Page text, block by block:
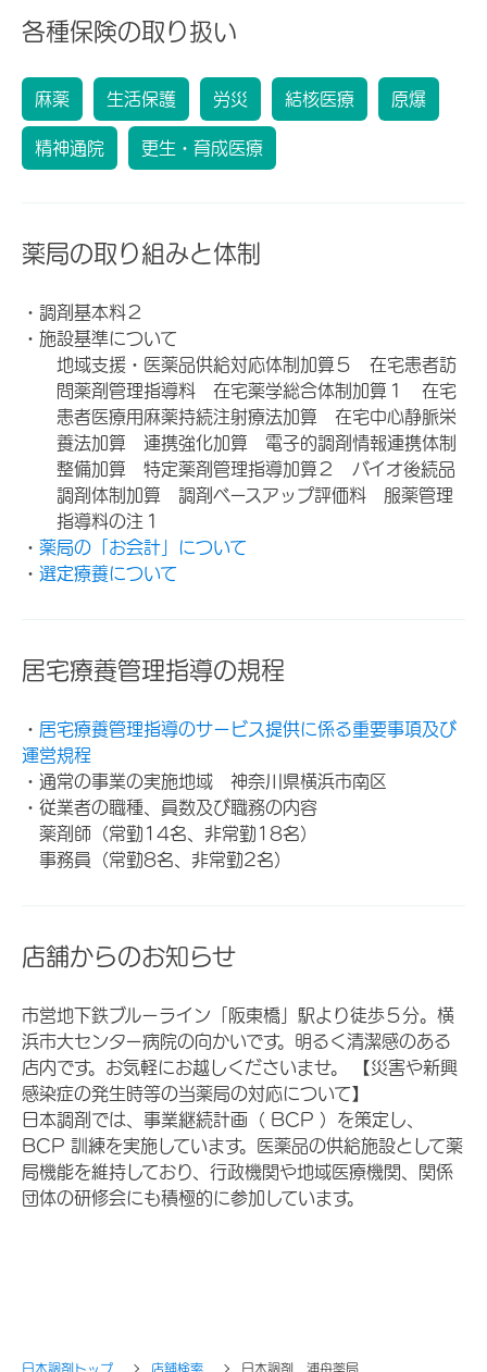
各種保険の取り扱い
麻薬 生活保護 労災 結核医療 原爆
精神通院 更生・育成医療
薬局の取り組みと体制
・調剤基本料２
・施設基準について
地域支援・医薬品供給対応体制加算５ 在宅患者訪
問薬剤管理指導料 在宅薬学総合体制加算１ 在宅
患者医療用麻薬持続注射療法加算 在宅中心静脈栄
養法加算 連携強化加算 電子的調剤情報連携体制
整備加算 特定薬剤管理指導加算２ バイオ後続品
調剤体制加算 調剤ベースアップ評価料 服薬管理
指導料の注１
・ 薬局の「お会計」について
・ 選定療養について
居宅療養管理指導の規程
・ 居宅療養管理指導のサービス提供に係る重要事項及び
運営規程
・通常の事業の実施地域 神奈川県横浜市南区
・従業者の職種、員数及び職務の内容
薬剤師（常勤14名、非常勤18名）
事務員（常勤8名、非常勤2名）
店舗からのお知らせ
市営地下鉄ブルーライン「阪東橋」駅より徒歩５分。横
浜市大センター病院の向かいです。明るく清潔感のある
店内です。お気軽にお越しくださいませ。 【災害や新興
感染症の発生時等の当薬局の対応について】
日本調剤では、事業継続計画（ BCP ）を策定し、
BCP 訓練を実施しています。医薬品の供給施設として薬
局機能を維持しており、行政機関や地域医療機関、関係
団体の研修会にも積極的に参加しています。
日本調剤トップ 店舗検索 日本調剤 浦舟薬局